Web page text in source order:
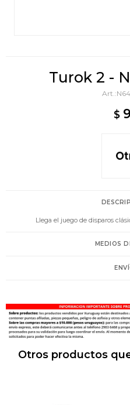
Turok 2 -
$
Llega el juego de disparos
MEDIOS
Otros productos